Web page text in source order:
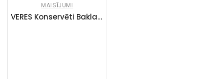
MAISĪJUMI
VERES Konservēti Baklažāni adžikā (12x500g)